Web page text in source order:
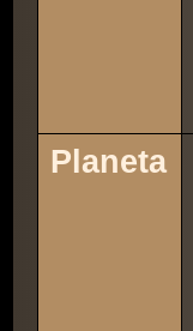
Planeta